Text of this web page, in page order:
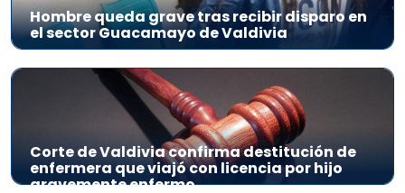
Hombre queda grave tras recibir disparo en
el sector Guacamayo de Valdivia
Corte de Valdivia confirma destitución de
enfermera que viajó con licencia por hijo
gravemente enfermo